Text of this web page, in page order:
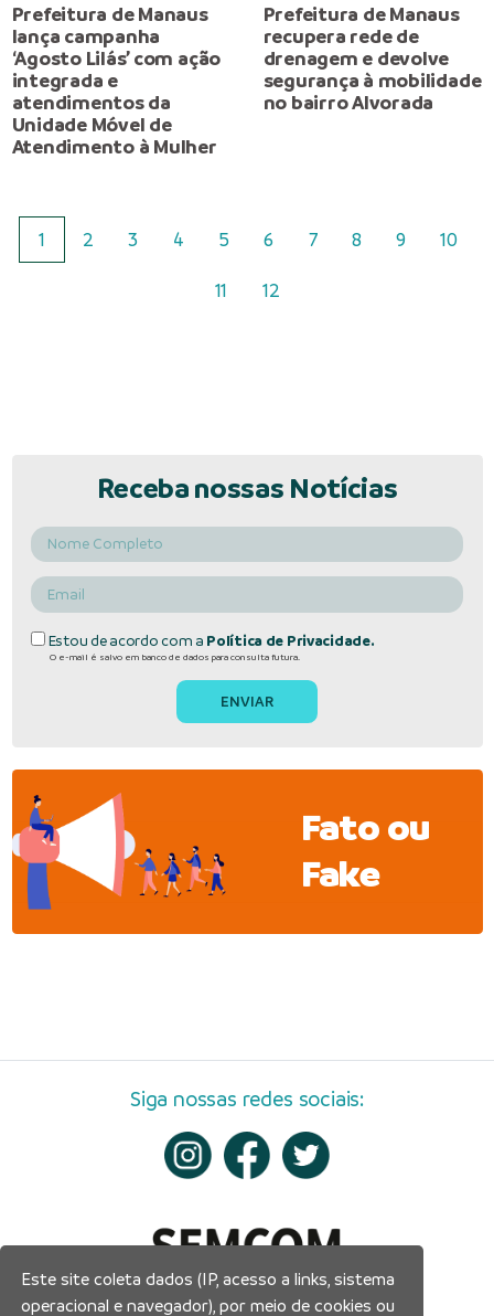
Prefeitura de Manaus
lança campanha
‘Agosto Lilás’ com ação
integrada e
atendimentos da
Unidade Móvel de
Atendimento à Mulher
Prefeitura de Manaus
recupera rede de
drenagem e devolve
segurança à mobilidade
no bairro Alvorada
1 2 3 4 5 6 7 8 9 10
11 12
Receba nossas Notícias
Estou de acordo com a Política de Privacidade.
O e-mail é salvo em banco de dados para consulta futura.
Fato ou
Fake
Siga nossas redes sociais:
Este site coleta dados (IP, acesso a links, sistema
operacional e navegador), por meio de cookies ou